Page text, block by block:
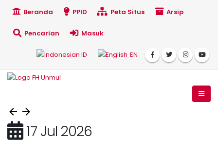
Beranda PPID Peta Situs Arsip
Pencarian Masuk
ID EN
17 Jul 2026